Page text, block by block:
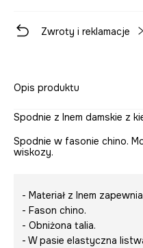
Zwroty i reklamacje
Opis produktu
Spodnie z lnem damskie z
Spodnie w fasonie chino.
wiskozy.
- Materiał z lnem
- Fason chino.
- Obniżona talia.
- W pasie elastyczna